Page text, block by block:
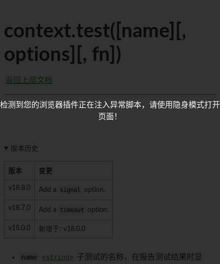
context.test([name][,
options][, fn])
返回上层文档
版本历史
版本 变更
v18.8.0 Add a signal option.
v18.7.0 Add a timeout option.
v18.0.0 新增于: v18.0.0
name <string> 子测试的名称，在报告测试结果时显
检测到您的浏览器插件正在注入异常脚本，请使用隐身模式打开
页面！